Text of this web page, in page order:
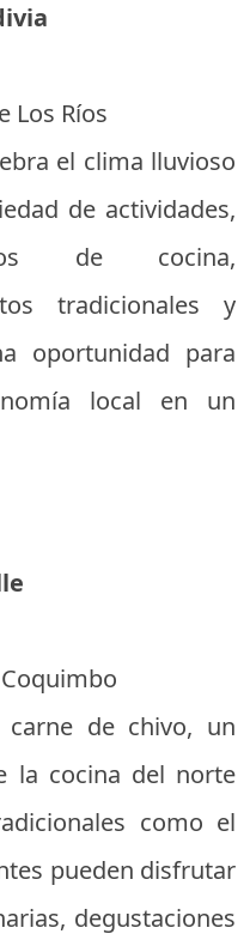
Los Ríos
el clima lluvioso
de actividades,
de cocina,
tradicionales y
oportunidad para
local en un
carne de chivo, un
la cocina del norte
como el
pueden disfrutar
degustaciones